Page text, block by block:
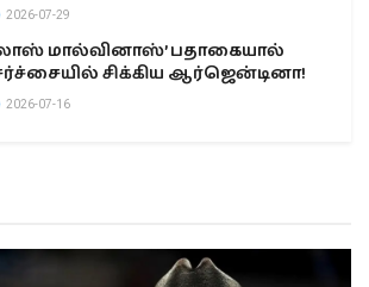
2026-07-29
மால்வினாஸ்’ பதாகையால்
சிக்கிய ஆர்ஜென்டினா!
2026-07-16